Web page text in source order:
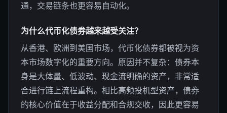
通，交易链条也更容易自动化。
为什么代币化债券越来越受关注？
从香港、欧洲到美国市场，代币化债券都被视为资
本市场数字化的重要方向。原因并不复杂：债券本
身是大体量、低波动、现金流明确的资产，非常适
合进行链上流程重构。相比高频投机型资产，债券
的核心价值在于收益分配和合规交收，因此更容易